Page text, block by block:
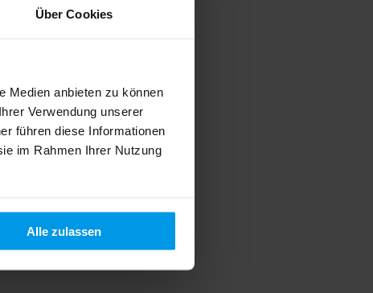
Über Cookies
Medien anbieten zu können
Verwendung unserer
führen diese Informationen
im Rahmen Ihrer Nutzung
Alle zulassen